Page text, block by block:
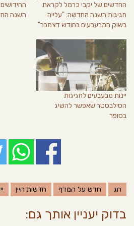
החדשים של יקבי כרמל לקראת
חגיגות השנה החדשה: "עלייה
בשוק המבעבעים בחודש דצמבר"
השנה
יינות מבעבעים לחגיגות
הסילבסטר שאפשר להשיג
בסופר
חג חדש על המדף חדשות היין
בדוק יעניין אותך גם: